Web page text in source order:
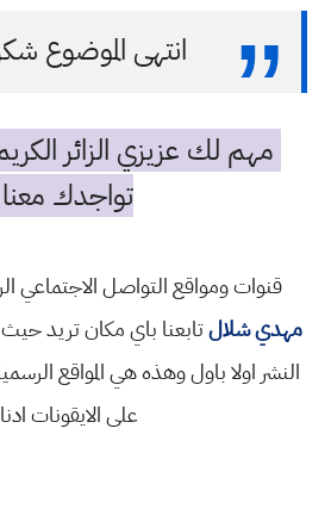
انتهى الموضوع
مهم لك عزيزي الزائر
تواجدك معنا
قنوات ومواقع التواصل الاجتماعي
مهدي شلالتابعنا باي مكان تريد
النشر اولا باول وهذه هي المواقع
على الايقونات